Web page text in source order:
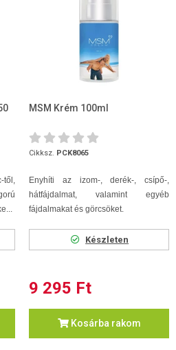
től,
MSM Krém 100ml
Cikksz. PCK8065
Enyhíti az izom-, derék-, csípő-,
hátfájdalmat, valamint egyéb
fájdalmakat és görcsöket.
Készleten
9 295 Ft
Kosárba rakom